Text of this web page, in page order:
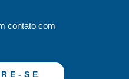
contato com
SE